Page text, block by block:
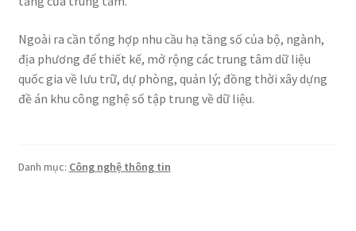
Ngoài ra cần tổng hợp nhu cầu hạ tầng số của bộ, ngành,
địa phương để thiết kế, mở rộng các trung tâm dữ liệu
quốc gia về lưu trữ, dự phòng, quản lý; đồng thời xây dựng
đề án khu công nghệ số tập trung về dữ liệu.
Danh mục: Công nghệ thông tin